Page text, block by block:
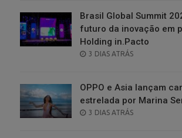
Brasil Global Summit
futuro da inovação em
Holding in.Pacto
POSTED
3 DIAS ATRÁS
OPPO e Asia lançam
estrelada por Marina
POSTED
3 DIAS ATRÁS